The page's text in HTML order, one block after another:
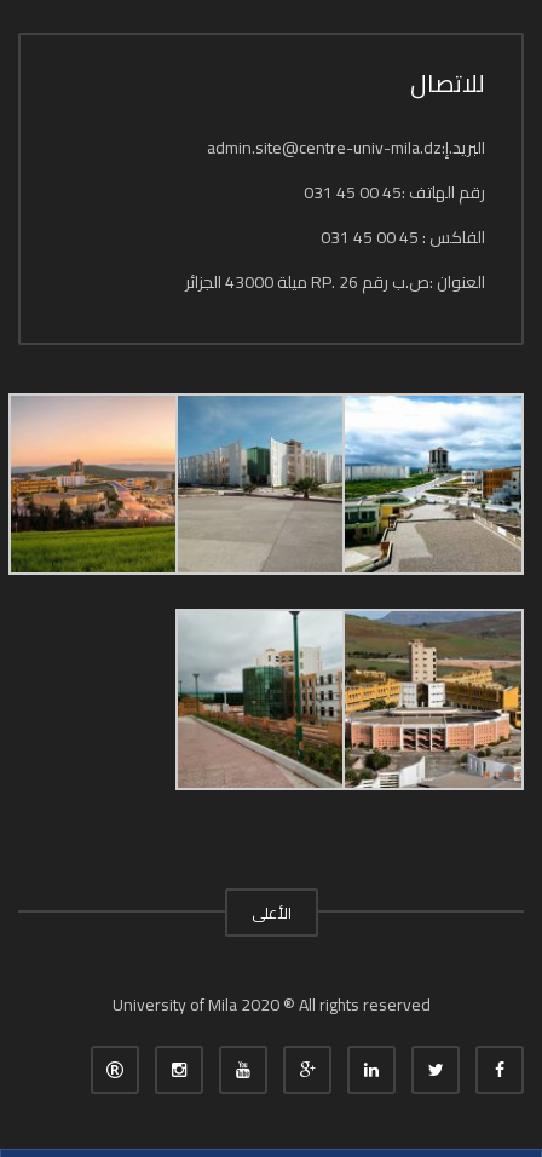
للاتصال
البريد.إ:admin.site@centre-univ-mila.dz
رقم الهاتف :45 00 45 031
الفاكس : 45 00 45 031
العنوان :ص.ب رقم 26 .RP ميلة 43000 الجزائر
الأعلى
University of Mila 2020 ® All rights reserved